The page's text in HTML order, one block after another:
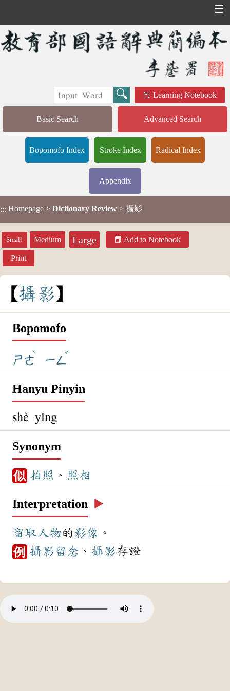
☰
Learning Notebook
Basic Search Advanced Search
Bopomofo Index Stroke Index Radical Index
Appendix
::: Homepage > Dictionary Review > 攝影
Small Medium Large Add to Notebook
Print
攝影
Bopomofo
ㄕㄜ
ˋ
ㄧㄥ
ˇ
Hanyu Pinyin
shè yǐng
Synonym
似 拍照 、 照相
Interpretation ▶️
留取 人物的影像 。
例 攝影 留念 、 攝影存證